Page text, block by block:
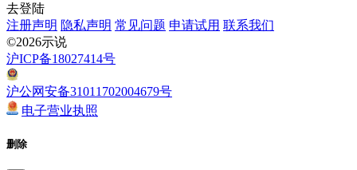
去登陆
注册声明 隐私声明 常见问题 申请试用 联系我们
©2026示说
沪ICP备18027414号
沪公网安备31011702004679号
电子营业执照
删除